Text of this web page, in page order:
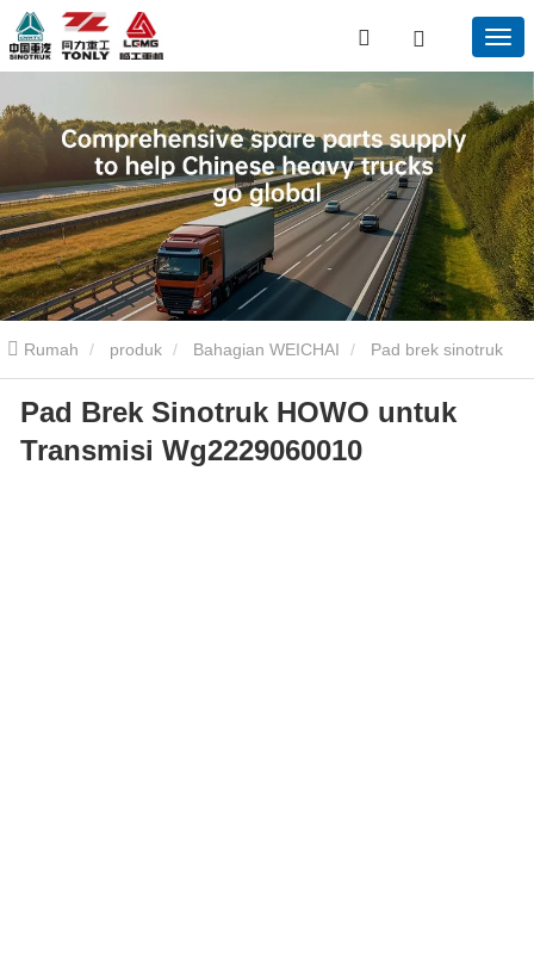
Rumah produk Bahagian WEICHAI
howo untuk penghantaran wg2229060010
Pad Brek Sinotruk HOWO untuk
Transmisi Wg2229060010